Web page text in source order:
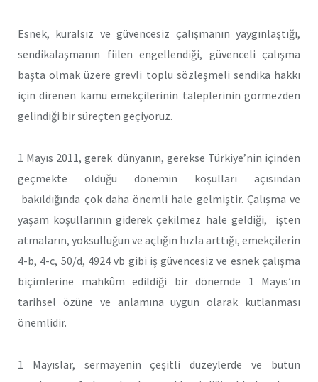
Esnek, kuralsız ve güvencesiz çalışmanın yaygınlaştığı,
sendikalaşmanın fiilen engellendiği, güvenceli çalışma
başta olmak üzere grevli toplu sözleşmeli sendika hakkı
için direnen kamu emekçilerinin taleplerinin görmezden
gelindiği bir süreçten geçiyoruz.
1 Mayıs 2011, gerek dünyanın, gerekse Türkiye’nin içinden
geçmekte olduğu dönemin koşulları açısından
bakıldığında çok daha önemli hale gelmiştir. Çalışma ve
yaşam koşullarının giderek çekilmez hale geldiği, işten
atmaların, yoksulluğun ve açlığın hızla arttığı, emekçilerin
4-b, 4-c, 50/d, 4924 vb gibi iş güvencesiz ve esnek çalışma
biçimlerine mahkûm edildiği bir dönemde 1 Mayıs’ın
tarihsel özüne ve anlamına uygun olarak kutlanması
önemlidir.
1 Mayıslar, sermayenin çeşitli düzeylerde ve bütün